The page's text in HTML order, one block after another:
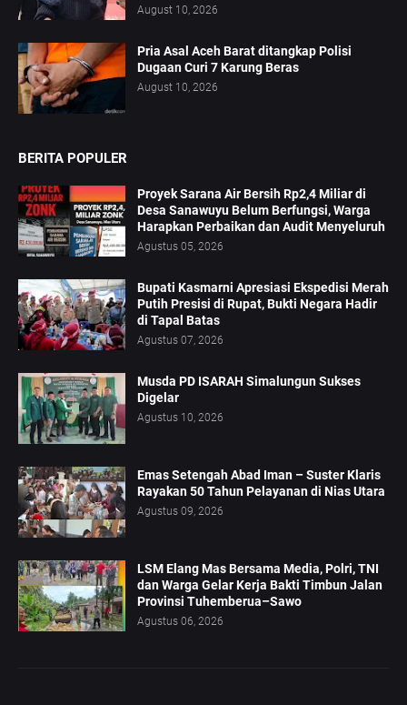
August 10, 2026
Pria Asal Aceh Barat ditangkap Polisi
Dugaan Curi 7 Karung Beras
August 10, 2026
BERITA POPULER
Proyek Sarana Air Bersih Rp2,4 Miliar di
Desa Sanawuyu Belum Berfungsi, Warga
Harapkan Perbaikan dan Audit Menyeluruh
Agustus 05, 2026
Bupati Kasmarni Apresiasi Ekspedisi Merah
Putih Presisi di Rupat, Bukti Negara Hadir
di Tapal Batas
Agustus 07, 2026
Musda PD ISARAH Simalungun Sukses
Digelar
Agustus 10, 2026
Emas Setengah Abad Iman – Suster Klaris
Rayakan 50 Tahun Pelayanan di Nias Utara
Agustus 09, 2026
LSM Elang Mas Bersama Media, Polri, TNI
dan Warga Gelar Kerja Bakti Timbun Jalan
Provinsi Tuhemberua–Sawo
Agustus 06, 2026